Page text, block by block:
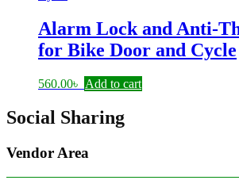
Alarm Lock and Anti-
for Bike Door and Cycle
560.00৳ Add to cart
Social Sharing
Vendor Area